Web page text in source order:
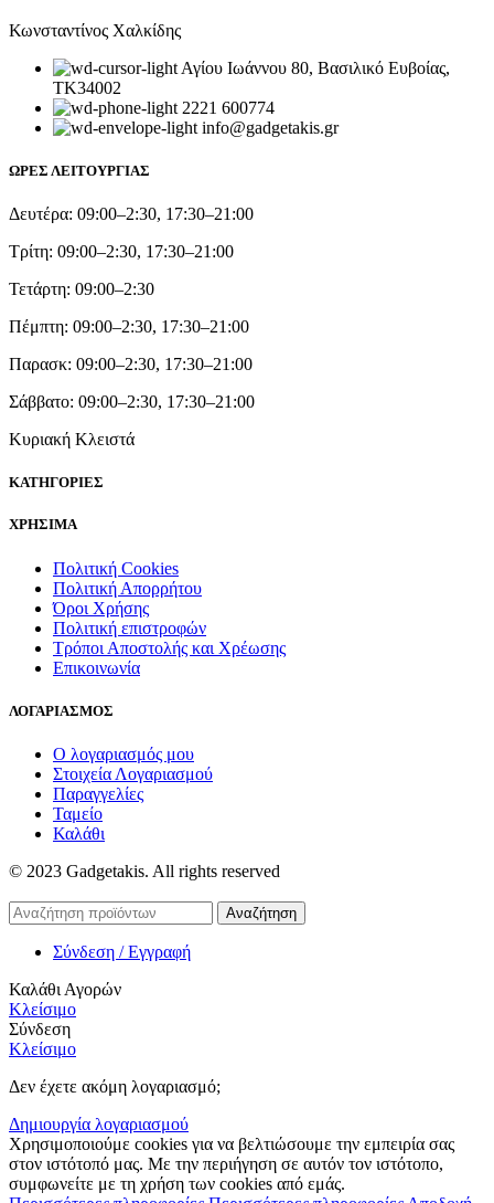
Κωνσταντίνος Χαλκίδης
Αγίου Ιωάννου 80, Βασιλικό Ευβοίας,
ΤΚ34002
2221 600774
info@gadgetakis.gr
ΩΡΕΣ ΛΕΙΤΟΥΡΓΙΑΣ
Δευτέρα: 09:00–2:30, 17:30–21:00
Τρίτη: 09:00–2:30, 17:30–21:00
Τετάρτη: 09:00–2:30
Πέμπτη: 09:00–2:30, 17:30–21:00
Παρασκ: 09:00–2:30, 17:30–21:00
Σάββατο: 09:00–2:30, 17:30–21:00
Κυριακή Κλειστά
ΚΑΤΗΓΟΡΙΕΣ
ΧΡΗΣΙΜΑ
Πολιτική Cookies
Πολιτική Απορρήτου
Όροι Χρήσης
Πολιτική επιστροφών
Τρόποι Αποστολής και Χρέωσης
Επικοινωνία
ΛΟΓΑΡΙΑΣΜΟΣ
Ο λογαριασμός μου
Στοιχεία Λογαριασμού
Παραγγελίες
Ταμείο
Καλάθι
© 2023 Gadgetakis. All rights reserved
Αναζήτηση
Σύνδεση / Εγγραφή
Καλάθι Αγορών
Κλείσιμο
Σύνδεση
Κλείσιμο
Δεν έχετε ακόμη λογαριασμό;
Δημιουργία λογαριασμού
Χρησιμοποιούμε cookies για να βελτιώσουμε την εμπειρία σας
στον ιστότοπό μας. Με την περιήγηση σε αυτόν τον ιστότοπο,
συμφωνείτε με τη χρήση των cookies από εμάς.